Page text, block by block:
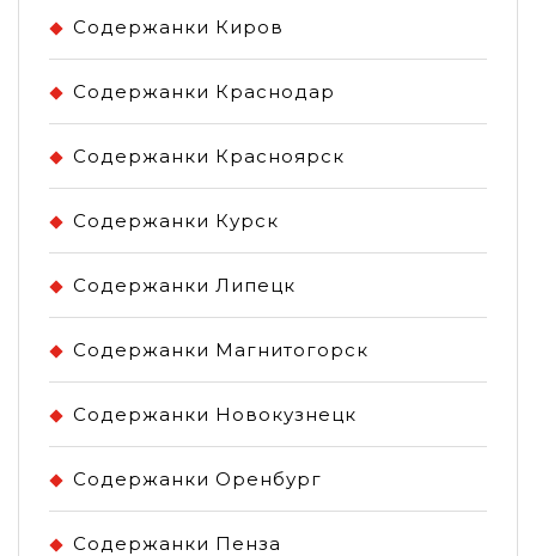
Содержанки Киров
Содержанки Краснодар
Содержанки Красноярск
Содержанки Курск
Содержанки Липецк
Содержанки Магнитогорск
Содержанки Новокузнецк
Содержанки Оренбург
Содержанки Пенза